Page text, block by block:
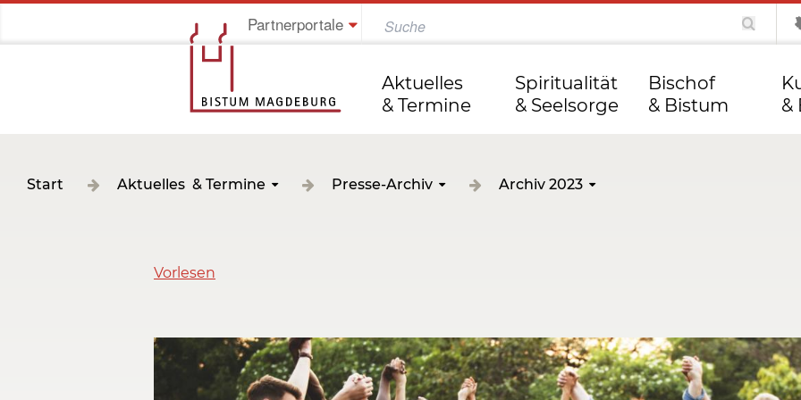
Jung im Bistum katholisch.de Tag des Herrn
Partnerportale
Aktuelles
& Termine
Spiritualität
& Seelsorge
Bischof
& Bistum
&
Start Aktuelles & Termine Presse-Archiv Archiv 2023
Vorlesen